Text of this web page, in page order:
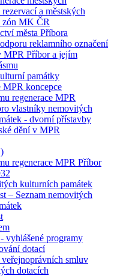
a městských
zón MK ČR
města Příbora
reklamního označení
MPR Příbor a jejím
památky
MPR koncepce
regenerace MPR
vlastníky nemovitých
- dvorní přístavby
dění v MPR
regenerace MPR Příbor
kulturních památek
– Seznam nemovitých
vyhlášené programy
dotací
smluv
dotacích